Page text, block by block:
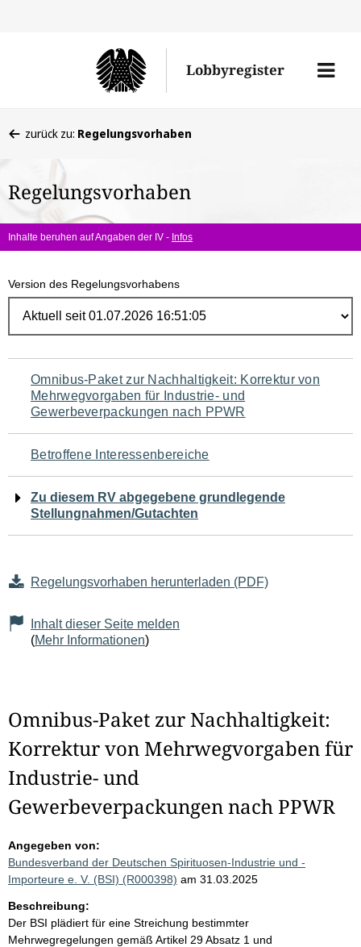
Lobbyregister
Menü
befinden
hier:
zurück zu: Regelungsvorhaben
Regelungsvorhaben
Inhalte beruhen auf Angaben der IV - Infos
Version des Regelungsvorhabens
Navigation
für
den
Seiteninhalt
Omnibus-Paket zur Nachhaltigkeit: Korrektur von
Mehrwegvorgaben für Industrie- und
Gewerbeverpackungen nach PPWR
Betroffene Interessenbereiche
Zu diesem RV abgegebene grundlegende
Stellungnahmen/Gutachten
Regelungsvorhaben herunterladen (PDF)
Inhalt dieser Seite melden
(Mehr Informationen)
Omnibus-Paket zur Nachhaltigkeit:
Korrektur von Mehrwegvorgaben für
Industrie- und
Gewerbeverpackungen nach PPWR
Angegeben von:
Bundesverband der Deutschen Spirituosen-Industrie und -
Importeure e. V. (BSI) (R000398) am 31.03.2025
Beschreibung:
Der BSI plädiert für eine Streichung bestimmter
Mehrwegregelungen gemäß Artikel 29 Absatz 1 und